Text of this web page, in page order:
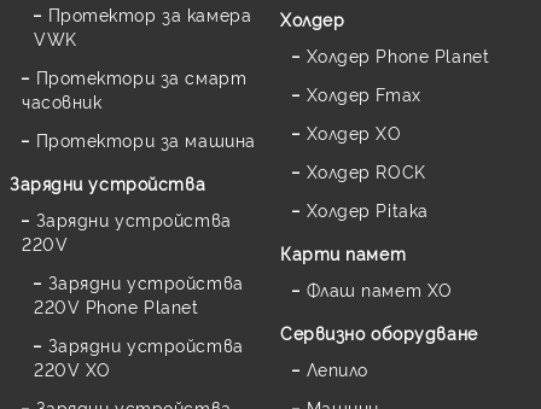
Протектор за камера
VWK
Протектори за смарт
часовник
Протектори за машина
Зарядни устройства
Зарядни устройства
220V
Зарядни устройства
220V Phone Planet
Зарядни устройства
220V XO
Холдер
Холдер Phone Planet
Холдер Fmax
Холдер XO
Холдер ROCK
Холдер Pitaka
Карти памет
Флаш памет XO
Сервизно оборудване
Лепило